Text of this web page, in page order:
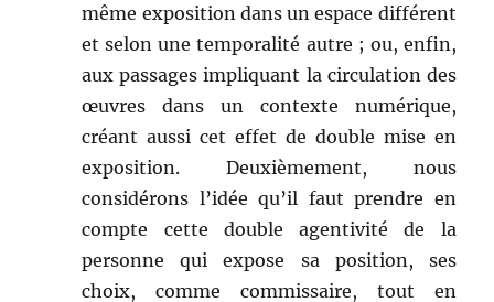
même exposition dans un espace différent
et selon une temporalité autre ; ou, enfin,
aux passages impliquant la circulation des
œuvres dans un contexte numérique,
créant aussi cet effet de double mise en
exposition. Deuxièmement, nous
considérons l’idée qu’il faut prendre en
compte cette double agentivité de la
personne qui expose sa position, ses
choix, comme commissaire, tout en